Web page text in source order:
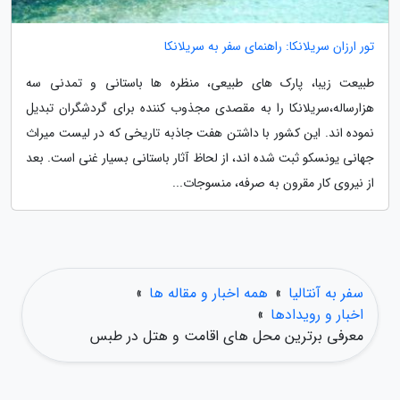
تور ارزان سریلانکا: راهنمای سفر به سریلانکا
طبیعت زیبا، پارک های طبیعی، منظره ها باستانی و تمدنی سه
هزارساله،سریلانکا را به مقصدی مجذوب کننده برای گردشگران تبدیل
نموده اند. این کشور با داشتن هفت جاذبه تاریخی که در لیست میراث
جهانی یونسکو ثبت شده اند، از لحاظ آثار باستانی بسیار غنی است. بعد
از نیروی کار مقرون به صرفه، منسوجات...
سفر به آنتالیا » همه اخبار و مقاله ها »
اخبار و رویدادها »
معرفی برترین محل های اقامت و هتل در طبس